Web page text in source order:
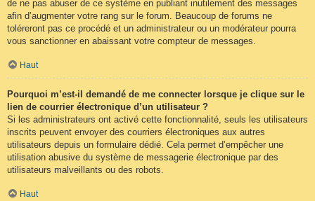
de ne pas abuser de ce système en publiant inutilement des messages
afin d’augmenter votre rang sur le forum. Beaucoup de forums ne
toléreront pas ce procédé et un administrateur ou un modérateur pourra
vous sanctionner en abaissant votre compteur de messages.
Haut
Pourquoi m’est-il demandé de me connecter lorsque je clique sur le
lien de courrier électronique d’un utilisateur ?
Si les administrateurs ont activé cette fonctionnalité, seuls les utilisateurs
inscrits peuvent envoyer des courriers électroniques aux autres
utilisateurs depuis un formulaire dédié. Cela permet d’empêcher une
utilisation abusive du système de messagerie électronique par des
utilisateurs malveillants ou des robots.
Haut